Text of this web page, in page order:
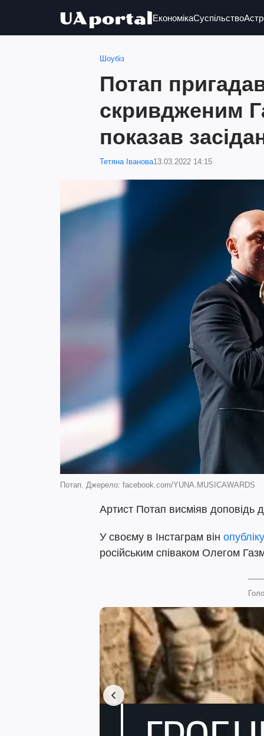
ЕкономікаСуспільство
Шоубіз
Потап пригадав
скривдженим
показав
Тетяна Іванова13.03.2022 14:15
Потап. Джерело: facebook.com/YUNA.MUSICAWARDS
Артист Потап висміяв
У своєму в Інстаграм він
російським співаком Олегом